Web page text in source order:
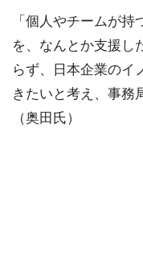
「個人やチームが
を、なんとか支援し
らず、日本企業のイ
きたいと考え、事務
（奥田氏）